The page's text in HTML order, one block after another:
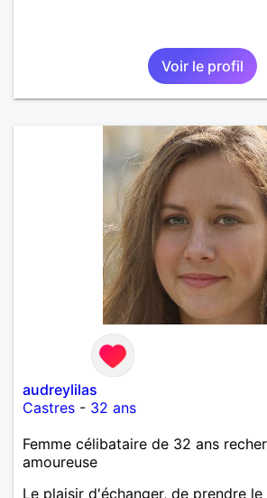
Voir le profil
audreylilas
Castres - 32 ans
Femme célibataire de 32 ans
amoureuse
Le plaisir d'échanger, de prendre